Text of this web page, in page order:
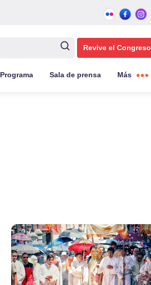
Revive el Congreso
Programa Sala de prensa Más